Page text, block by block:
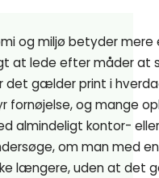
og miljø betyder mere
at lede efter måder at
det gælder print i
fornøjelse, og mange
almindeligt kontor-
om man med
længere, uden at det